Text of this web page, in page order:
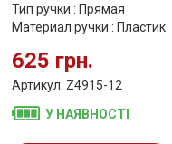
Тип ручки : Прямая
Материал ручки : Пластик
625 грн.
Артикул: Z4915-12
У НАЯВНОСТІ